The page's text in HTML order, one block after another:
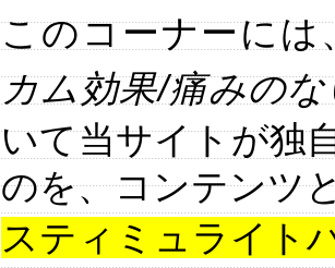
このコーナーには
カム効果/痛みの
いて当サイトが独
のを、コンテンツ
スティミュライト